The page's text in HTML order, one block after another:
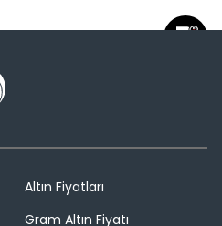
Altın Fiyatları
Gram Altın Fiyatı